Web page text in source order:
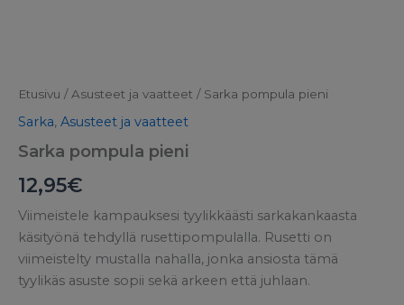
Etusivu / Asusteet ja vaatteet / Sarka pompula pieni
Sarka, Asusteet ja vaatteet
Sarka pompula pieni
12,95€
Viimeistele kampauksesi tyylikkäästi sarkakankaasta
käsityönä tehdyllä rusettipompulalla. Rusetti on
viimeistelty mustalla nahalla, jonka ansiosta tämä
tyylikäs asuste sopii sekä arkeen että juhlaan.